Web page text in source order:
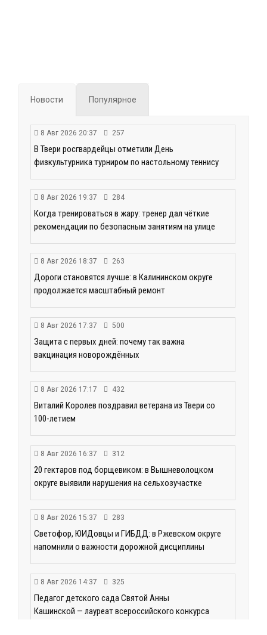
Новости Популярное
8 Авг 2026 20:37 257
В Твери росгвардейцы отметили День
физкультурника турниром по настольному теннису
8 Авг 2026 19:37 284
Когда тренироваться в жару: тренер дал чёткие
рекомендации по безопасным занятиям на улице
8 Авг 2026 18:37 263
Дороги становятся лучше: в Калининском округе
продолжается масштабный ремонт
8 Авг 2026 17:37 500
Защита с первых дней: почему так важна
вакцинация новорождённых
8 Авг 2026 17:17 432
Виталий Королев поздравил ветерана из Твери со
100-летием
8 Авг 2026 16:37 312
20 гектаров под борщевиком: в Вышневолоцком
округе выявили нарушения на сельхозучастке
8 Авг 2026 15:37 283
Светофор, ЮИДовцы и ГИБДД: в Ржевском округе
напомнили о важности дорожной дисциплины
8 Авг 2026 14:37 325
Педагог детского сада Святой Анны
Кашинской — лауреат всероссийского конкурса